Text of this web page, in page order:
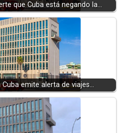
que Cuba está negando la…
Cuba emite alerta de viajes…